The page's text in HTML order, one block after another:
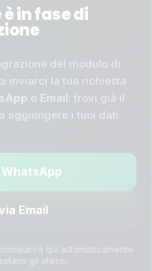
in fase di
del modulo di
inviarci la tua richiesta
o Email: trovi già il
aggiungere i tuoi dati.
Email
qui automaticamente.
gli stessi.